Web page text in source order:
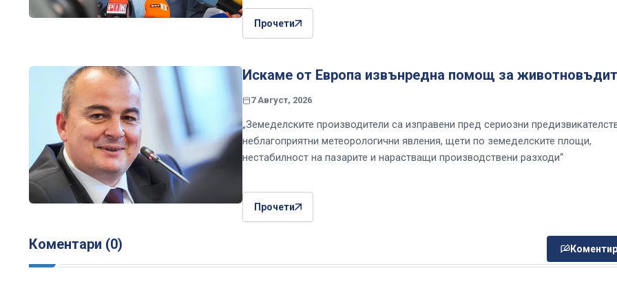
Прочети
Искаме от Европа извънредна помощ за
7 Август, 2026
„Земеделските производители са изправени пред сериозни
неблагоприятни метеорологични явления, щети по земеделските площи,
нестабилност на пазарите и нарастващи производствени разходи“
Прочети
Коментари (0)